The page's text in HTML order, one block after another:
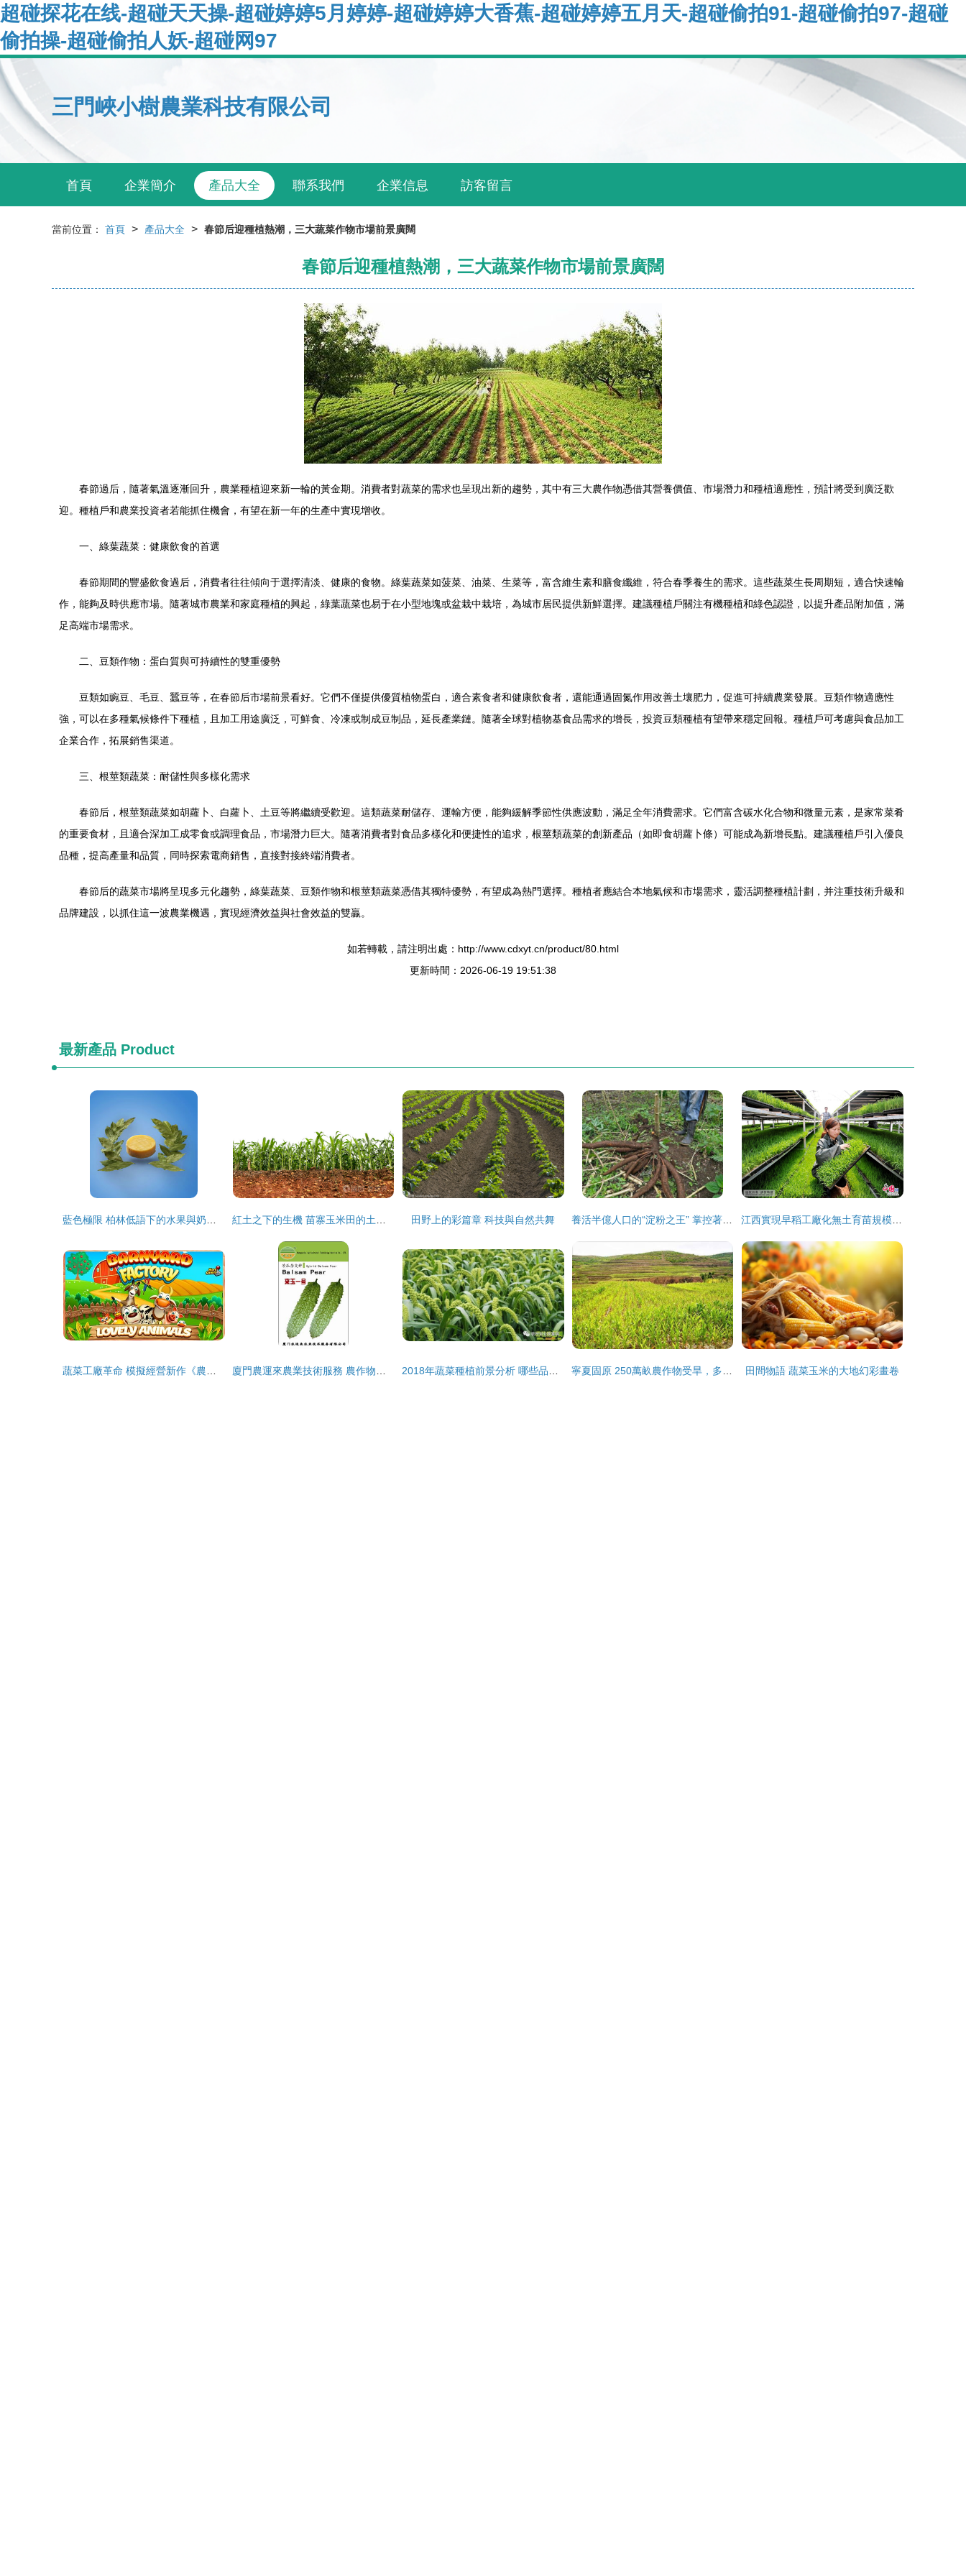
超碰探花在线-超碰天天操-超碰婷婷5月婷婷-超碰婷婷大香蕉-超碰婷婷五月天-超碰偷拍91-超碰偷拍97-超碰
偷拍操-超碰偷拍人妖-超碰网97
三門峽小樹農業科技有限公司
首頁 企業簡介 產品大全 聯系我們 企業信息 訪客留言
當前位置： 首頁 > 產品大全 > 春節后迎種植熱潮，三大蔬菜作物市場前景廣闊
春節后迎種植熱潮，三大蔬菜作物市場前景廣闊
春節過后，隨著氣溫逐漸回升，農業種植迎來新一輪的黃金期。消費者對蔬菜的需求也呈現出新的趨勢，其中有三大農作物憑借其營養價值、市場潛力和種植適應性，預計將受到廣泛歡
迎。種植戶和農業投資者若能抓住機會，有望在新一年的生產中實現增收。
一、綠葉蔬菜：健康飲食的首選
春節期間的豐盛飲食過后，消費者往往傾向于選擇清淡、健康的食物。綠葉蔬菜如菠菜、油菜、生菜等，富含維生素和膳食纖維，符合春季養生的需求。這些蔬菜生長周期短，適合快速輪
作，能夠及時供應市場。隨著城市農業和家庭種植的興起，綠葉蔬菜也易于在小型地塊或盆栽中栽培，為城市居民提供新鮮選擇。建議種植戶關注有機種植和綠色認證，以提升產品附加值，滿
足高端市場需求。
二、豆類作物：蛋白質與可持續性的雙重優勢
豆類如豌豆、毛豆、蠶豆等，在春節后市場前景看好。它們不僅提供優質植物蛋白，適合素食者和健康飲食者，還能通過固氮作用改善土壤肥力，促進可持續農業發展。豆類作物適應性
強，可以在多種氣候條件下種植，且加工用途廣泛，可鮮食、冷凍或制成豆制品，延長產業鏈。隨著全球對植物基食品需求的增長，投資豆類種植有望帶來穩定回報。種植戶可考慮與食品加工
企業合作，拓展銷售渠道。
三、根莖類蔬菜：耐儲性與多樣化需求
春節后，根莖類蔬菜如胡蘿卜、白蘿卜、土豆等將繼續受歡迎。這類蔬菜耐儲存、運輸方便，能夠緩解季節性供應波動，滿足全年消費需求。它們富含碳水化合物和微量元素，是家常菜肴
的重要食材，且適合深加工成零食或調理食品，市場潛力巨大。隨著消費者對食品多樣化和便捷性的追求，根莖類蔬菜的創新產品（如即食胡蘿卜條）可能成為新增長點。建議種植戶引入優良
品種，提高產量和品質，同時探索電商銷售，直接對接終端消費者。
春節后的蔬菜市場將呈現多元化趨勢，綠葉蔬菜、豆類作物和根莖類蔬菜憑借其獨特優勢，有望成為熱門選擇。種植者應結合本地氣候和市場需求，靈活調整種植計劃，并注重技術升級和
品牌建設，以抓住這一波農業機遇，實現經濟效益與社會效益的雙贏。
如若轉載，請注明出處：http://www.cdxyt.cn/product/80.html
更新時間：2026-06-19 19:51:38
最新產品 Product
田野上的彩篇章 科技與自然共舞
田間物語 蔬菜玉米的大地幻彩畫卷